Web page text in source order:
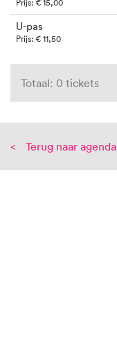
Prijs: € 15,00
U-pas
Prijs: € 11,50
Totaal: 0 tickets
Terug naar agenda